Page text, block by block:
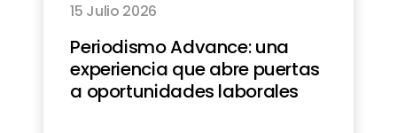
15 Julio 2026
Periodismo Advance: una
experiencia que abre puertas
a oportunidades laborales